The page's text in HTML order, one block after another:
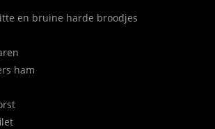
en bruine harde broodjes
ham